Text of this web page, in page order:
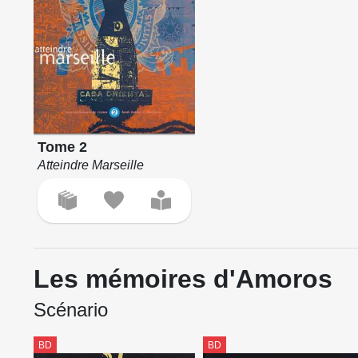
Tome 2
Atteindre Marseille
Les mémoires d'Amoros
Scénario
BD BD